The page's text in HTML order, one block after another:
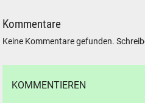
Kommentare
Keine Kommentare gefunden.
KOMMENTIEREN